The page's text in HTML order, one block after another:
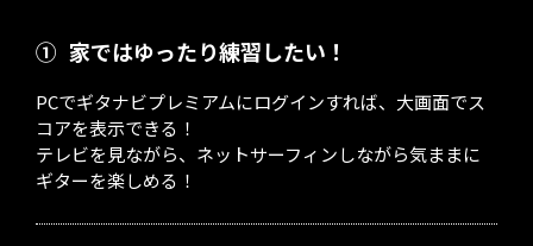
① 家ではゆったり練習したい！
PCでギタナビプレミアムにログインすれば、大画面でス
コアを表示できる！
テレビを見ながら、ネットサーフィンしながら気ままに
ギターを楽しめる！